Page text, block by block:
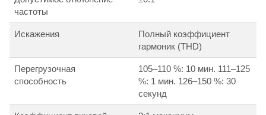
частоты
Искажения
Полный коэффициент
гармоник (THD)
Перегрузочная
способность
105–110 %: 10 мин. 111–125
%: 1 мин. 126–150 %: 30
секунд